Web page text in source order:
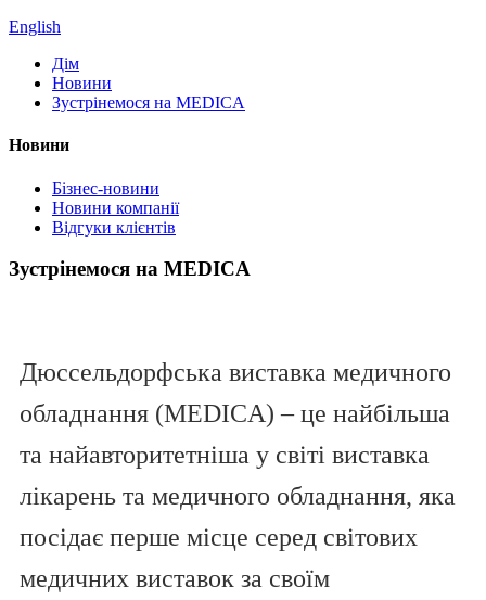
English
Дім
Новини
Зустрінемося на MEDICA
Новини
Бізнес-новини
Новини компанії
Відгуки клієнтів
Зустрінемося на MEDICA
Дюссельдорфська виставка медичного
обладнання (MEDICA) – це найбільша
та найавторитетніша у світі виставка
лікарень та медичного обладнання, яка
посідає перше місце серед світових
медичних виставок за своїм